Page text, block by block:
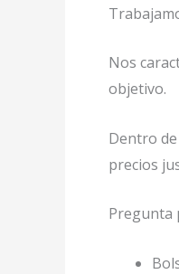
Nos
objetivo.
Dentro
precios
Pregunta